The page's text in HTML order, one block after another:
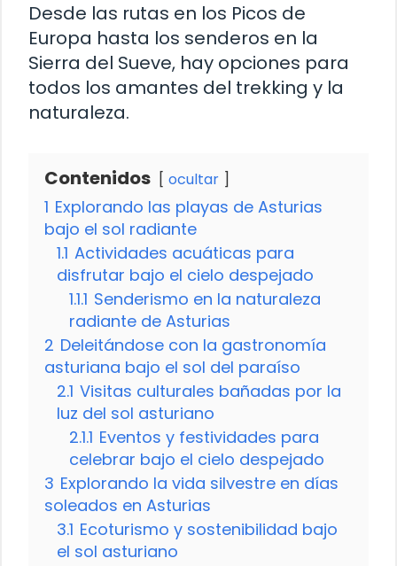
Desde las rutas en los Picos de
Europa hasta los senderos en la
Sierra del Sueve, hay opciones para
todos los amantes del trekking y la
naturaleza.
Contenidos ocultar
1 Explorando las playas de Asturias
bajo el sol radiante
1.1 Actividades acuáticas para
disfrutar bajo el cielo despejado
1.1.1 Senderismo en la naturaleza
radiante de Asturias
2 Deleitándose con la gastronomía
asturiana bajo el sol del paraíso
2.1 Visitas culturales bañadas por la
luz del sol asturiano
2.1.1 Eventos y festividades para
celebrar bajo el cielo despejado
3 Explorando la vida silvestre en días
soleados en Asturias
3.1 Ecoturismo y sostenibilidad bajo
el sol asturiano